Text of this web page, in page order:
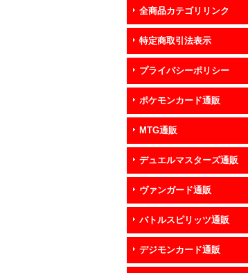
全商品カテゴリリンク
特定商取引法表示
プライバシーポリシー
ポケモンカード通販
MTG通販
デュエルマスターズ通販
ヴァンガード通販
バトルスピリッツ通販
デジモンカード通販